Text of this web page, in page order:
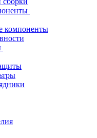
компоненты